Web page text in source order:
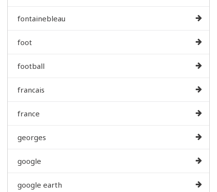
fontainebleau
foot
football
francais
france
georges
google
google earth